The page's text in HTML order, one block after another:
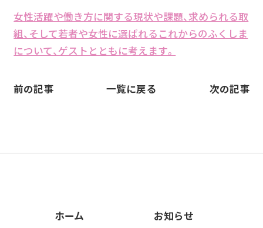
女性活躍や働き方に関する現状や課題、求められる取
組、そして若者や女性に選ばれるこれからのふくしま
について、ゲストとともに考えます。
前の記事 一覧に戻る 次の記事
ホーム お知らせ